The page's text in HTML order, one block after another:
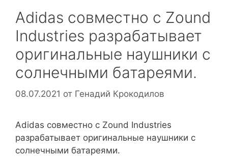
Adidas совместно с Zound
Industries разрабатывает
оригинальные наушники с
солнечными батареями.
08.07.2021 от Генадий Крокодилов
Adidas совместно с Zound Industries
разрабатывает оригинальные наушники с
солнечными батареями.